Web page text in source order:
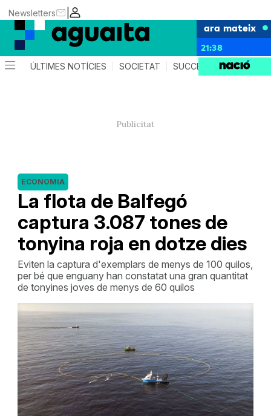
|
Newsletters
ara mateix
21:38
ÚLTIMES NOTÍCIES SOCIETAT SUCCESSOS AGENDA
La flota de Balfegó
captura 3.087 tones de
tonyina roja en dotze dies
ECONOMIA
Eviten la captura d'exemplars de menys de 100 quilos,
per bé que enguany han constatat una gran quantitat
de tonyines joves de menys de 60 quilos